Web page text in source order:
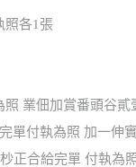
照各1張
業佃加賞番頭谷
單付執為照 加一伸
正合給完單 付執為